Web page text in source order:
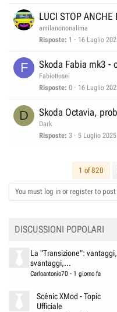
LUCI STOP ANCHE
amilanononalima
Risposte 1 16 Luglio
F Skoda Fabia mk3 -
Fabiottosei
Risposte 0 16 Luglio
D Skoda Octavia,
Dark
Risposte 3 5 Luglio 2025
1 of 820
You must log in or register to post
DISCUSSIONI POPOLARI
La "Transizione": vantaggi,
svantaggi,...
Carloantonio70 - 1 giorno fa
Scénic XMod - Topic
Ufficiale